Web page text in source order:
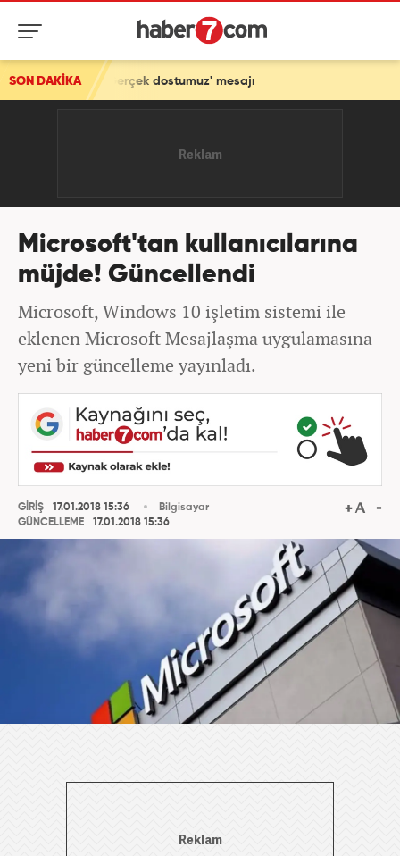
SON DAKİKA
'Gerçek dostumuz' mesajı
Microsoft'tan kullanıcılarına
müjde! Güncellendi
Microsoft, Windows 10 işletim sistemi ile
eklenen Microsoft Mesajlaşma uygulamasına
yeni bir güncelleme yayınladı.
GİRİŞ
17.01.2018 15:36
GÜNCELLEME
17.01.2018 15:36
Bilgisayar